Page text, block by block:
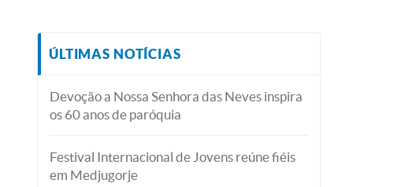
ÚLTIMAS NOTÍCIAS
Devoção a Nossa Senhora das Neves inspira
os 60 anos de paróquia
Festival Internacional de Jovens reúne fiéis
em Medjugorje